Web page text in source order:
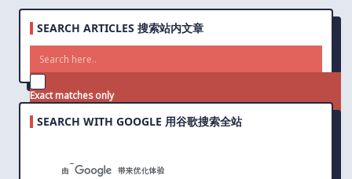
SEARCH ARTICLES 搜索站内文章
Exact matches only
Search in title
SEARCH WITH GOOGLE 用谷歌搜索全站